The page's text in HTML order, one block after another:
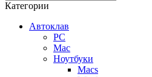
Категории
Автоклав
PC
Mac
Ноутбуки
Macs